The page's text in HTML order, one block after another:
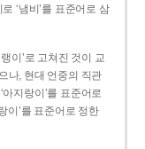
‘냄비’를 표준어로 삼
이’로 고쳐진 것이 교
나, 현대 언중의 직관
지랑이’를 표준어로
이’를 표준어로 정한